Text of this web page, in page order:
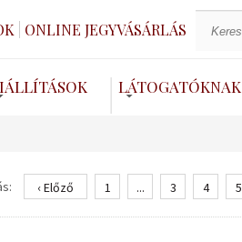
ONLINE JEGYVÁSÁRLÁS
LÁTOGATÓKNAK
‹ Előző 1 ... 3 4 5